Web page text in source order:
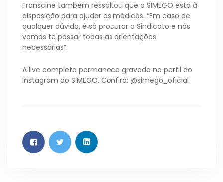
Franscine também ressaltou que o SIMEGO está à
disposição para ajudar os médicos. “Em caso de
qualquer dúvida, é só procurar o Sindicato e nós
vamos te passar todas as orientações
necessárias”.
A live completa permanece gravada no perfil do
Instagram do SIMEGO. Confira: @simego_oficial